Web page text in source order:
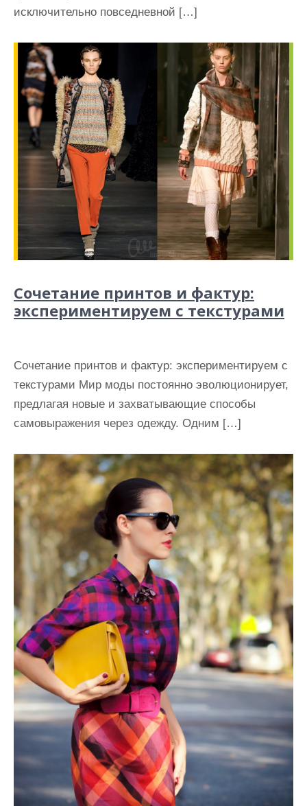
исключительно повседневной […]
Сочетание принтов и фактур:
экспериментируем с текстурами
Сочетание принтов и фактур: экспериментируем с
текстурами Мир моды постоянно эволюционирует,
предлагая новые и захватывающие способы
самовыражения через одежду. Одним […]